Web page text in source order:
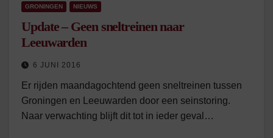
GRONINGEN NIEUWS
Update – Geen sneltreinen naar
Leeuwarden
6 JUNI 2016
Er rijden maandagochtend geen sneltreinen tussen
Groningen en Leeuwarden door een seinstoring.
Naar verwachting blijft dit tot in ieder geval…